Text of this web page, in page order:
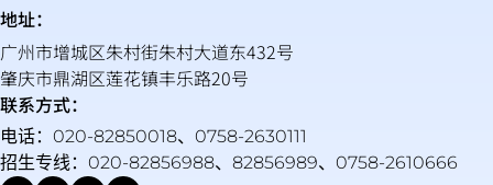
地址：
广州市增城区朱村街朱村大道东432号
肇庆市鼎湖区莲花镇丰乐路20号
联系方式：
电话：020-82850018、0758-2630111
招生专线：020-82856988、82856989、0758-2610666